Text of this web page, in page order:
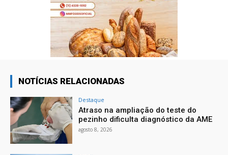
NOTÍCIAS RELACIONADAS
Destaque
Atraso na ampliação do teste do
pezinho dificulta diagnóstico da AME
agosto 8, 2026